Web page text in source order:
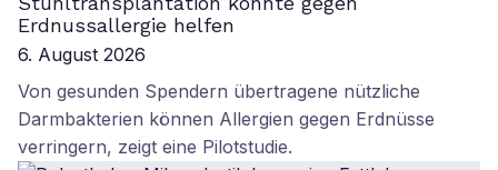
Erdnussallergie helfen
6. August 2026
Von gesunden Spendern übertragene nützliche
Darmbakterien können Allergien gegen Erdnüsse
verringern, zeigt eine Pilotstudie.